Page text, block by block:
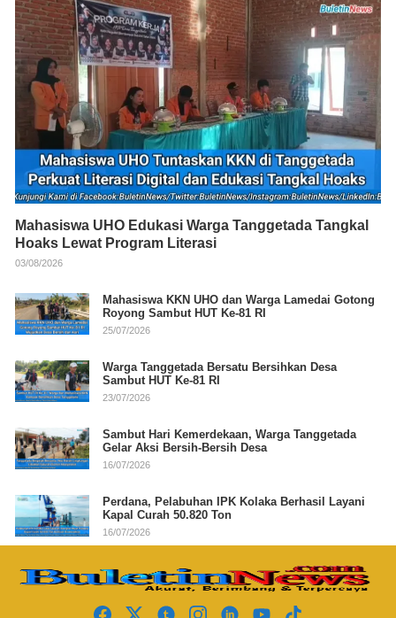
Mahasiswa UHO Edukasi Warga Tanggetada Tangkal
Hoaks Lewat Program Literasi
03/08/2026
Mahasiswa KKN UHO dan Warga Lamedai Gotong
Royong Sambut HUT Ke-81 RI
25/07/2026
Warga Tanggetada Bersatu Bersihkan Desa
Sambut HUT Ke-81 RI
23/07/2026
Sambut Hari Kemerdekaan, Warga Tanggetada
Gelar Aksi Bersih-Bersih Desa
16/07/2026
Perdana, Pelabuhan IPK Kolaka Berhasil Layani
Kapal Curah 50.820 Ton
16/07/2026